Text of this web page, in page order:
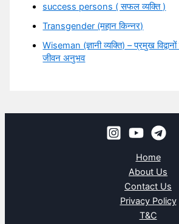
success persons ( सफल व्यक्ति )
Transgender (महान किन्नर)
Wiseman (ज्ञानी व्यक्ति) – प्रमुख
जीवन अनुभव
Home
About Us
Contact Us
Privacy Policy
T&C